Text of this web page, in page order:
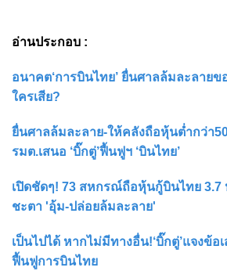
อ่านประกอบ :
อนาคต‘การบินไทย’ ยื่นศาลล้มละลาย
ใครเสีย?
ยื่นศาลล้มละลาย-ให้คลังถือหุ้นต่ำกว่า
รมต.เสนอ ‘บิ๊กตู่’ฟื้นฟูฯ ‘บินไทย’
เปิดชัดๆ! 73 สหกรณ์ถือหุ้นกู้บินไทย
ชะตา 'อุ้ม-ปล่อยล้มละลาย'
เป็นไปได้ หากไม่มีทางอื่น!‘บิ๊กตู่’แจงข้
ฟื้นฟูการบินไทย